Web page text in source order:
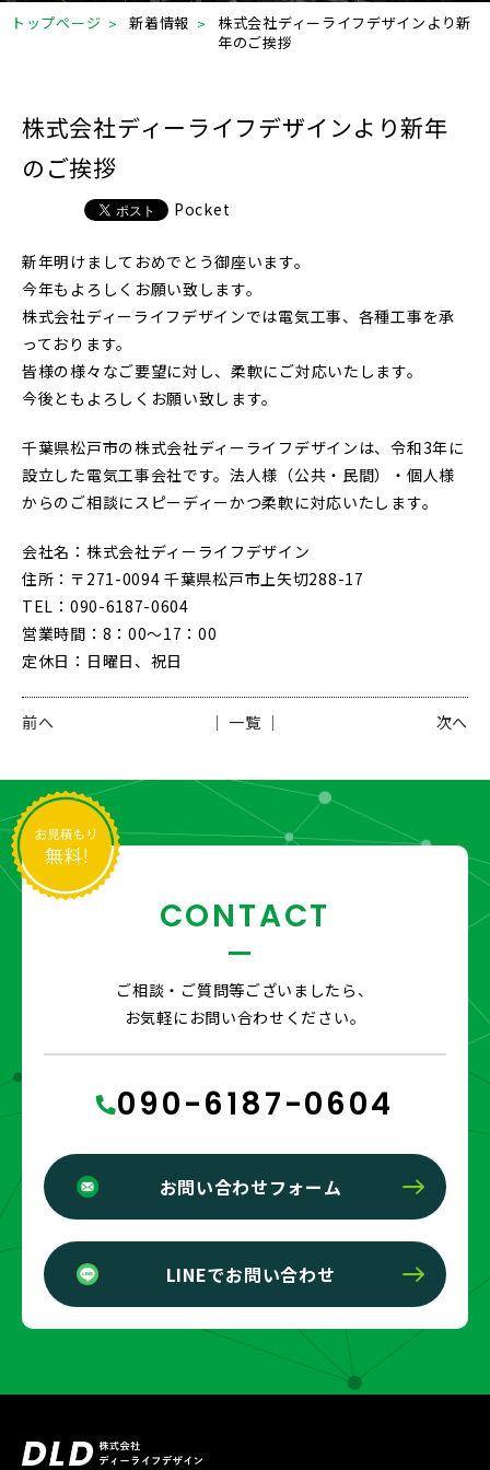
トップページ 新着情報
株式会社ディーライフデザインより新
年のご挨拶
株式会社ディーライフデザインより新年
のご挨拶
Pocket
新年明けましておめでとう御座います。
今年もよろしくお願い致します。
株式会社ディーライフデザインでは電気工事、各種工事を承
っております。
皆様の様々なご要望に対し、柔軟にご対応いたします。
今後ともよろしくお願い致します。
千葉県松戸市の株式会社ディーライフデザインは、令和3年に
設立した電気工事会社です。法人様（公共・民間）・個人様
からのご相談にスピーディーかつ柔軟に対応いたします。
会社名：株式会社ディーライフデザイン
住所：〒271-0094 千葉県松戸市上矢切288-17
TEL：090-6187-0604
営業時間：8：00〜17：00
定休日：日曜日、祝日
前へ 次へ
│ 一覧 │
CONTACT
ご相談・ご質問等ございましたら、
お気軽にお問い合わせください。
090-6187-0604
お問い合わせフォーム
LINEでお問い合わせ